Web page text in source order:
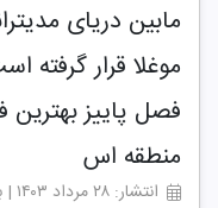
مابین دریای
موغلا قرار گرفته
فصل پاییز
منطقه اس
انتشار: ۲۸ مرداد ۱۴۰۳ | بروزرسانی: ۸ شهریور ۱۴۰۳